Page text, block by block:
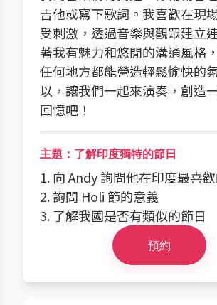
吉他或寫下歌詞。我喜歡在現
受刺激，透過音樂與觀眾建立
著我有魅力和悠閒的溝通風格
任何地方都能營造輕鬆愉快的
以，讓我們一起來演奏，創造
回憶吧！
主題：了解印度獨特的節日
1. 向 Andy 詢問他在印度最喜
2. 詢問 Holi 節的意義
3. 了解我國是否有類似的節日
預約